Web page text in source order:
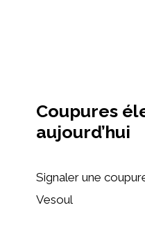
Coupures
aujourd’hui
Signaler une
Vesoul